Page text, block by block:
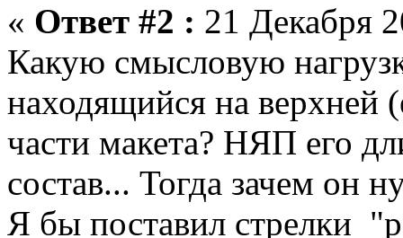
« Ответ #2 : 21 Декабря
Какую смысловую
находящийся на верхней
части макета? НЯП его
состав... Тогда зачем он
Я бы поставил стрелки